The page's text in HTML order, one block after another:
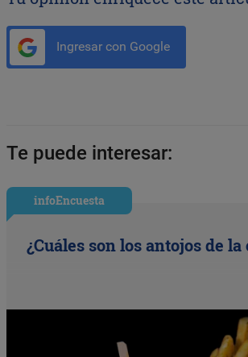
Ingresar con Google
Te puede interesar:
infoEncuesta
¿Cuáles son los antojos de